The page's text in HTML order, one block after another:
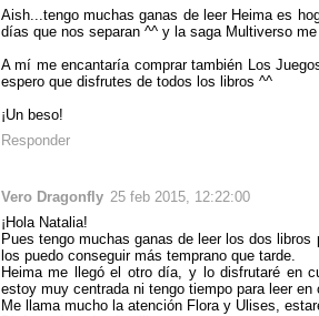
Aish...tengo muchas ganas de leer Heima es
días que nos separan ^^ y la saga Multiverso
A mí me encantaría comprar también Los
espero que disfrutes de todos los libros ^^
¡Un beso!
Responder
Vero Dragonfly 25 feb 2015, 12:22:00
¡Hola Natalia!
Pues tengo muchas ganas de leer los dos
los puedo conseguir más temprano que tarde.
Heima me llegó el otro día, y lo disfrutaré en
estoy muy centrada ni tengo tiempo para leer en
Me llama mucho la atención Flora y Ulises,